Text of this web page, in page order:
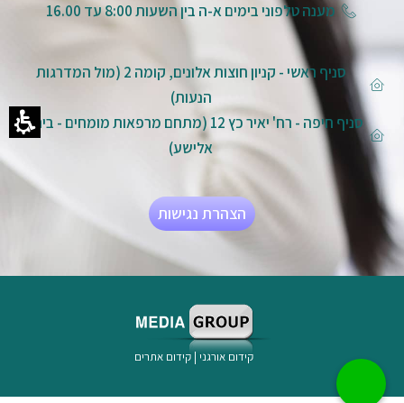
מענה טלפוני בימים א-ה בין השעות 8:00 עד 16.00
סניף ראשי - קניון חוצות אלונים, קומה 2 (מול המדרגות
הנעות)
סניף חיפה - רח' יאיר כץ 12 (מתחם מרפאות מומחים - ביה"ח
אלישע)
הצהרת נגישות
קידום אורגני | קידום אתרים